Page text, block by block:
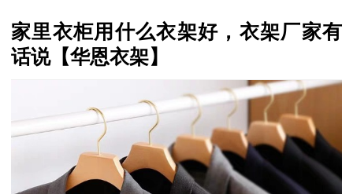
家里衣柜用什么衣架好，衣架厂家有
话说【华恩衣架】